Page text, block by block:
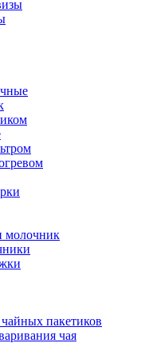
молочник
пакетиков
чая